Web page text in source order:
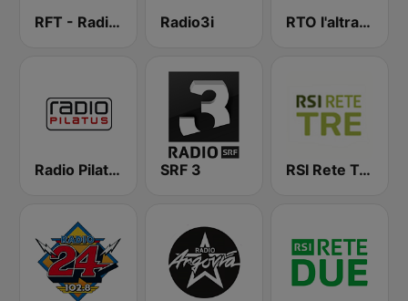
RFT - Radio Ticino Radio3i RTO l'altra radio
Radio Pilatus SRF 3 RSI Rete Tre